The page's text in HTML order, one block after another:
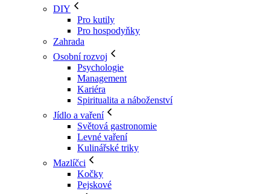
DIY
Pro kutily
Pro hospodyňky
Zahrada
Osobní rozvoj
Psychologie
Management
Kariéra
Spiritualita a náboženství
Jídlo a vaření
Světová gastronomie
Levné vaření
Kulinářské triky
Mazlíčci
Kočky
Pejskové